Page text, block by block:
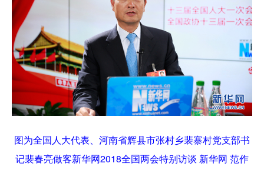
图为全国人大代表、河南省辉县市张村乡裴寨村党支部书
记裴春亮做客新华网2018全国两会特别访谈 新华网 范作